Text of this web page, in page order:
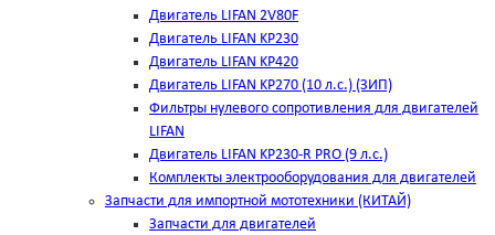
Двигатель LIFAN 2V80F
Двигатель LIFAN KP230
Двигатель LIFAN KP420
Двигатель LIFAN KP270 (10 л.с.) (ЗИП)
Фильтры нулевого сопротивления для двигателей
LIFAN
Двигатель LIFAN KP230-R PRO (9 л.с.)
Комплекты электрооборудования для двигателей
Запчасти для импортной мототехники (КИТАЙ)
Запчасти для двигателей